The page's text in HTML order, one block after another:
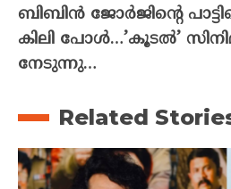
ബിബിൻ ജോർജിന്റെ
കിലി പോൾ…’കൂടൽ’
നേടുന്നു…
Related